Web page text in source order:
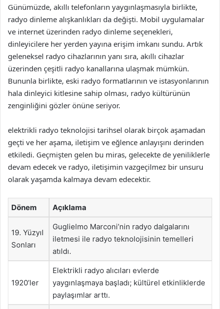
Günümüzde, akıllı telefonların yaygınlaşmasıyla birlikte,
radyo dinleme alışkanlıkları da değişti. Mobil uygulamalar
ve internet üzerinden radyo dinleme seçenekleri,
dinleyicilere her yerden yayına erişim imkanı sundu. Artık
geleneksel radyo cihazlarının yanı sıra, akıllı cihazlar
üzerinden çeşitli radyo kanallarına ulaşmak mümkün.
Bununla birlikte, eski radyo formatlarının ve istasyonlarının
hala dinleyici kitlesine sahip olması, radyo kültürünün
zenginliğini gözler önüne seriyor.
elektrikli radyo teknolojisi tarihsel olarak birçok aşamadan
geçti ve her aşama, iletişim ve eğlence anlayışını derinden
etkiledi. Geçmişten gelen bu miras, gelecekte de yeniliklerle
devam edecek ve radyo, iletişimin vazgeçilmez bir unsuru
olarak yaşamda kalmaya devam edecektir.
Dönem Açıklama
19. Yüzyıl
Sonları
Guglielmo Marconi’nin radyo dalgalarını
iletmesi ile radyo teknolojisinin temelleri
atıldı.
1920’ler
Elektrikli radyo alıcıları evlerde
yaygınlaşmaya başladı; kültürel etkinliklerde
paylaşımlar arttı.